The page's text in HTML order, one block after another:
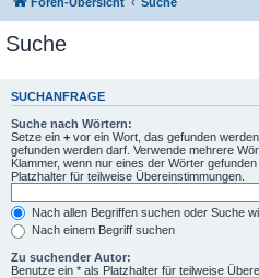
Suche
SUCHANFRAGE
Suche nach Wörtern:
Setze ein + vor ein Wort, das gefunden
gefunden werden darf. Verwende mehrere
Klammer, wenn nur eines der Wörter
Platzhalter für teilweise Übereinstimmungen.
Nach allen Begriffen suchen oder Suche
Nach einem Begriff suchen
Zu suchender Autor:
Benutze ein * als Platzhalter für teilweise